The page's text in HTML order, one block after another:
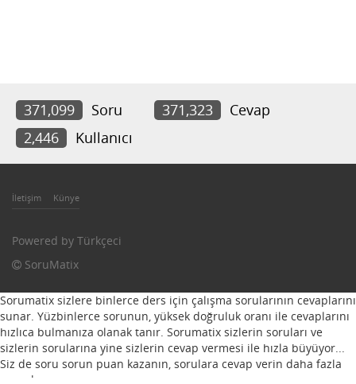
371,099 Soru 371,323
Cevap
2,446
Kullanıcı
İletişim Künye
Powered by Türkçeci
SoruMatix
Sorumatix sizlere binlerce ders için çalışma sorularının cevaplarını
sunar. Yüzbinlerce sorunun, yüksek doğruluk oranı ile cevaplarını
hızlıca bulmanıza olanak tanır. Sorumatix sizlerin soruları ve
sizlerin sorularına yine sizlerin cevap vermesi ile hızla büyüyor...
Siz de soru sorun puan kazanın, sorulara cevap verin daha fazla
puan kazanın...